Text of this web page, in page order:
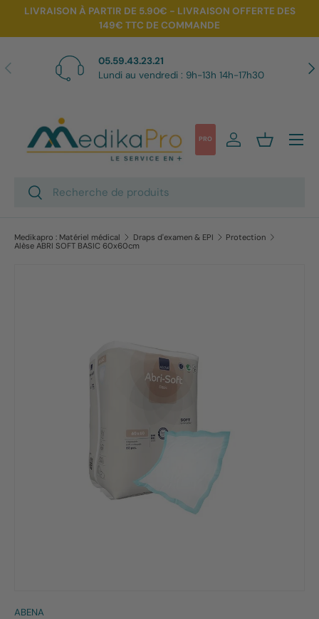
Aller au contenu
LIVRAISON À PARTIR DE 5.90€ - LIVRAISON OFFERTE DES
149€ TTC DE COMMANDE
Précédent
05.59.43.23.21
Lundi au vendredi : 9h-13h 14h-17h30
Recherche
Rechercher
PRO Se connecter
Panier
Menu
Medikapro : Matériel médical Draps d'examen & EPI
Protection
Alèse ABRI SOFT BASIC 60x60cm
ABENA